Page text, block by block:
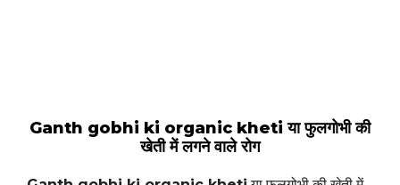
Ganth gobhi ki organic kheti या फुलगोभी की
खेती में लगने वाले रोग